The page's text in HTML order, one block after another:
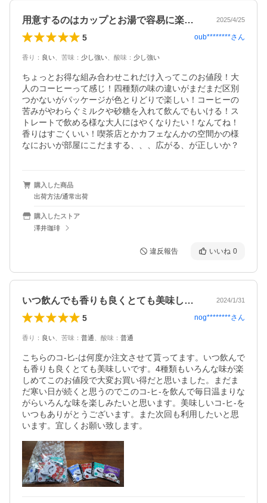
用意するのはカップとお湯で容易に楽しむ！ 2025/4/25
5 oub********さん
香り ： 良い 苦味 ： 少し強い 酸味 ： 少し強い
ちょっとお得な組み合わせこれだけ入ってこのお値段！大
人のコーヒーって感じ！四種類の味の違いがまだまだ区別
つかないがパッケージが色とりどりで楽しい！コーヒーの
苦みがやわらぐミルクや砂糖を入れて飲んでもいける！ス
トレートで飲める様な大人にはやくなりたい！なんてね！
香りはすごくいい！喫茶店とかカフェなんかの空間かの様
なにおいが部屋にこだまする、、、広がる、が正しいか？
購入した商品
出荷方法/通常出荷
購入したストア
澤井珈琲
違反報告 いいね 0
いつ飲んでも香りも良くとても美味しいです 2024/1/31
5 nog********さん
香り ： 良い 苦味 ： 普通 酸味 ： 普通
こちらのコ-匕-は何度か注文させて貰ってます。いつ飲んで
も香りも良くとても美味しいです。4種類もいろんな味が楽
しめてこのお値段で大変お買い得だと思いました。まだま
だ寒い日が続くと思うのでこのコ-ヒ-を飲んで毎日温まりな
がらいろんな味を楽しみたいと思います。美味しいコ-ヒ-を
いつもありがとうございます。また次回も利用したいと思
います。宜しくお願い致します。